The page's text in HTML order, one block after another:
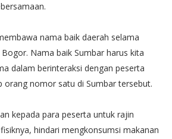
nama baik daerah selama
Nama baik Sumbar harus kita
dalam berinteraksi dengan peserta
orang nomor satu di Sumbar tersebut.
kepada para peserta untuk rajin
hindari mengkonsumsi makanan